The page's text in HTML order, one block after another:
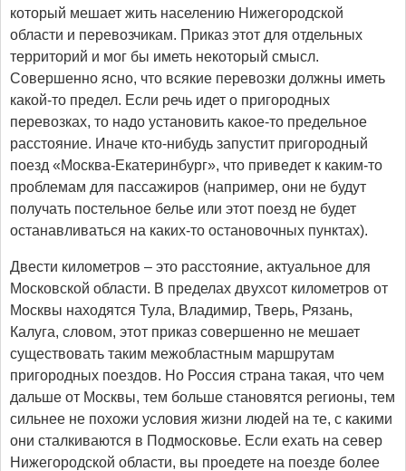
который мешает жить населению Нижегородской
области и перевозчикам. Приказ этот для отдельных
территорий и мог бы иметь некоторый смысл.
Совершенно ясно, что всякие перевозки должны иметь
какой-то предел. Если речь идет о пригородных
перевозках, то надо установить какое-то предельное
расстояние. Иначе кто-нибудь запустит пригородный
поезд «Москва-Екатеринбург», что приведет к каким-то
проблемам для пассажиров (например, они не будут
получать постельное белье или этот поезд не будет
останавливаться на каких-то остановочных пунктах).
Двести километров – это расстояние, актуальное для
Московской области. В пределах двухсот километров от
Москвы находятся Тула, Владимир, Тверь, Рязань,
Калуга, словом, этот приказ совершенно не мешает
существовать таким межобластным маршрутам
пригородных поездов. Но Россия страна такая, что чем
дальше от Москвы, тем больше становятся регионы, тем
сильнее не похожи условия жизни людей на те, с какими
они сталкиваются в Подмосковье. Если ехать на север
Нижегородской области, вы проедете на поезде более